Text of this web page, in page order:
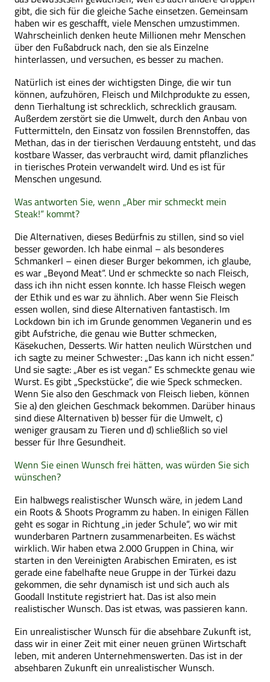
gibt, die sich für die gleiche Sache einsetzen. Gemeinsam
haben wir es geschafft, viele Menschen umzustimmen.
Wahrscheinlich denken heute Millionen mehr Menschen
über den Fußabdruck nach, den sie als Einzelne
hinterlassen, und versuchen, es besser zu machen.
Natürlich ist eines der wichtigsten Dinge, die wir tun
können, aufzuhören, Fleisch und Milchprodukte zu essen,
denn Tierhaltung ist schrecklich, schrecklich grausam.
Außerdem zerstört sie die Umwelt, durch den Anbau von
Futtermitteln, den Einsatz von fossilen Brennstoffen, das
Methan, das in der tierischen Verdauung entsteht, und das
kostbare Wasser, das verbraucht wird, damit pflanzliches
in tierisches Protein verwandelt wird. Und es ist für
Menschen ungesund.
Was antworten Sie, wenn „Aber mir schmeckt mein
Steak!“ kommt?
Die Alternativen, dieses Bedürfnis zu stillen, sind so viel
besser geworden. Ich habe einmal – als besonderes
Schmankerl – einen dieser Burger bekommen, ich glaube,
es war „Beyond Meat“. Und er schmeckte so nach Fleisch,
dass ich ihn nicht essen konnte. Ich hasse Fleisch wegen
der Ethik und es war zu ähnlich. Aber wenn Sie Fleisch
essen wollen, sind diese Alternativen fantastisch. Im
Lockdown bin ich im Grunde genommen Veganerin und es
gibt Aufstriche, die genau wie Butter schmecken,
Käsekuchen, Desserts. Wir hatten neulich Würstchen und
ich sagte zu meiner Schwester: „Das kann ich nicht essen.“
Und sie sagte: „Aber es ist vegan.“ Es schmeckte genau wie
Wurst. Es gibt „Speckstücke“, die wie Speck schmecken.
Wenn Sie also den Geschmack von Fleisch lieben, können
Sie a) den gleichen Geschmack bekommen. Darüber hinaus
sind diese Alternativen b) besser für die Umwelt, c)
weniger grausam zu Tieren und d) schließlich so viel
besser für Ihre Gesundheit.
Wenn Sie einen Wunsch frei hätten, was würden Sie sich
wünschen?
Ein halbwegs realistischer Wunsch wäre, in jedem Land
ein Roots & Shoots Programm zu haben. In einigen Fällen
geht es sogar in Richtung „in jeder Schule“, wo wir mit
wunderbaren Partnern zusammenarbeiten. Es wächst
wirklich. Wir haben etwa 2.000 Gruppen in China, wir
starten in den Vereinigten Arabischen Emiraten, es ist
gerade eine fabelhafte neue Gruppe in der Türkei dazu
gekommen, die sehr dynamisch ist und sich auch als
Goodall Institute registriert hat. Das ist also mein
realistischer Wunsch. Das ist etwas, was passieren kann.
Ein unrealistischer Wunsch für die absehbare Zukunft ist,
dass wir in einer Zeit mit einer neuen grünen Wirtschaft
leben, mit anderen Unternehmenswerten. Das ist in der
absehbaren Zukunft ein unrealistischer Wunsch.